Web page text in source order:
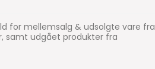
for mellemsalg & udsolgte vare fra
samt udgået produkter fra